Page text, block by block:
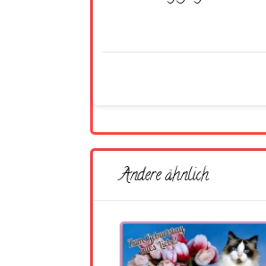
Andere ähnlich